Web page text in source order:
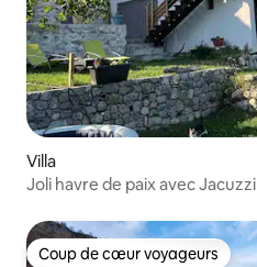
Villa
Joli havre de paix avec Jacuzzi
Coup de cœur voyageurs